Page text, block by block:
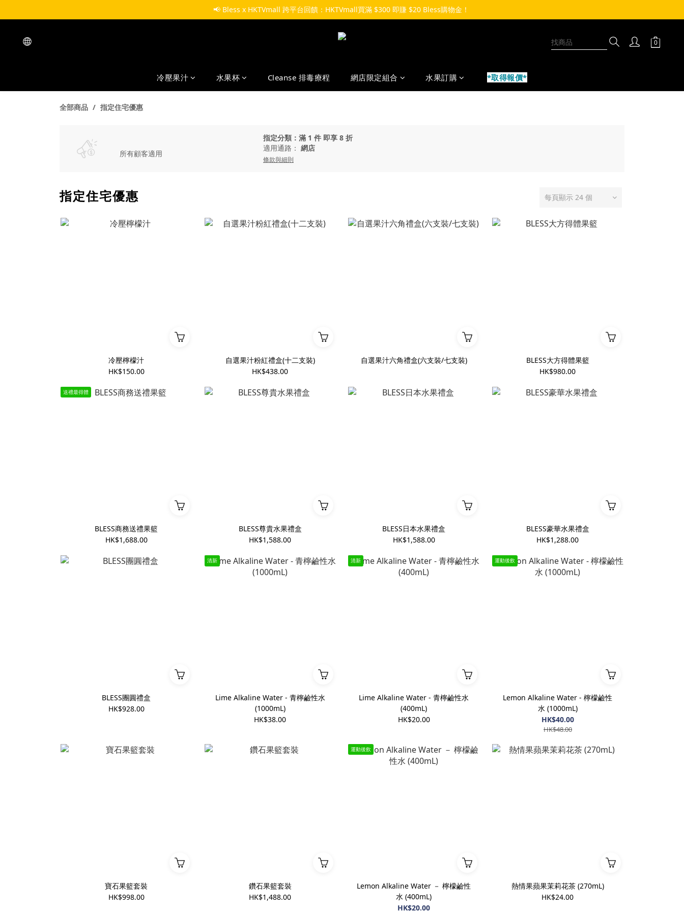
📢 Bless x HKTVmall 跨平台回饋：HKTVmall買滿 $300 即賺 $20 Bless購物金！
冷壓果汁 水果杯 Cleanse 排毒療程 網店限定組合 水果訂購 *取得報價*
全部商品 指定住宅優惠
所有顧客適用
指定分類：滿 1 件 即享 8 折
適用通路： 網店
條款與細則
指定住宅優惠 每頁顯示 24 個
冷壓檸檬汁
HK$150.00
自選果汁粉紅禮盒(十二支裝)
HK$438.00
自選果汁六角禮盒(六支裝/七支裝)
BLESS大方得體果籃
HK$980.00
送禮最得體
BLESS商務送禮果籃
HK$1,688.00
BLESS尊貴水果禮盒
HK$1,588.00
BLESS日本水果禮盒
HK$1,588.00
BLESS豪華水果禮盒
HK$1,288.00
BLESS團圓禮盒
HK$928.00
清新
Lime Alkaline Water - 青檸鹼性水
(1000mL)
HK$38.00
清新
Lime Alkaline Water - 青檸鹼性水
(400mL)
HK$20.00
運動後飲
Lemon Alkaline Water - 檸檬鹼性
水 (1000mL)
HK$40.00
HK$48.00
寶石果籃套裝
HK$998.00
鑽石果籃套裝
HK$1,488.00
運動後飲
Lemon Alkaline Water － 檸檬鹼性
水 (400mL)
HK$20.00
熱情果蘋果茉莉花茶 (270mL)
HK$24.00